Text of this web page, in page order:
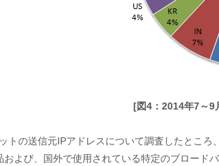
[図4：2014年7～9
トの送信元IPアドレスについて調査したとこ
および、国外で使用されている特定のブロード